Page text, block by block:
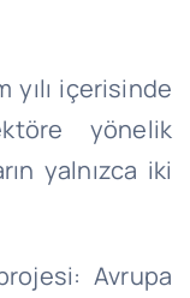
yılı içerisinde
yönelik
yalnızca iki
Avrupa